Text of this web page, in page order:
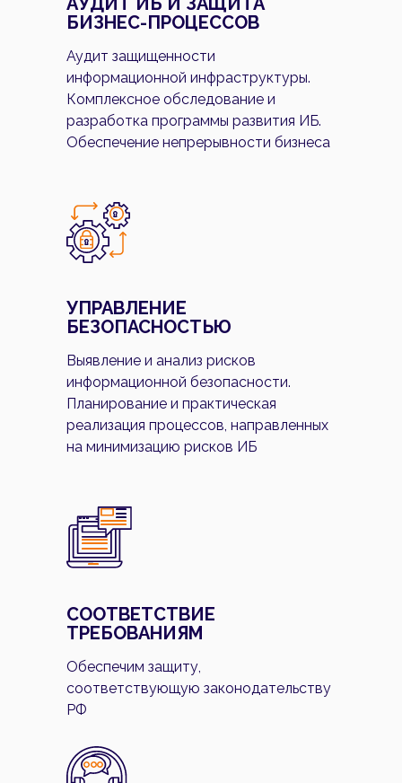
БИЗНЕС-ПРОЦЕССОВ
Аудит защищенности
информационной инфраструктуры.
Комплексное обследование и
разработка программы развития ИБ.
Обеспечение непрерывности бизнеса
УПРАВЛЕНИЕ
БЕЗОПАСНОСТЬЮ
Выявление и анализ рисков
информационной безопасности.
Планирование и практическая
реализация процессов, направленных
на минимизацию рисков ИБ
СООТВЕТСТВИЕ
ТРЕБОВАНИЯМ
Обеспечим защиту,
соответствующую законодательству
РФ